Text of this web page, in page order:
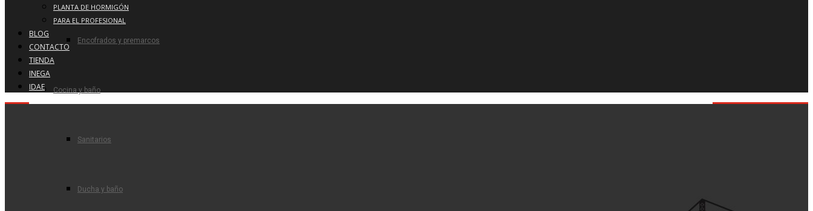
Encofrados y premarcos
Cocina y baño
Sanitarios
Ducha y baño
PLANTA DE HORMIGÓN
PARA EL PROFESIONAL
BLOG
CONTACTO
TIENDA
INEGA
IDAE